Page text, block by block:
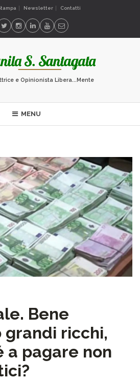
Newsletter Contatti
e Opinionista Libera...Mente
MENU
Bene
ricchi,
a pagare non